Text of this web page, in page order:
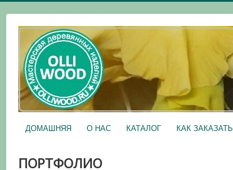
ДОМАШНЯЯ О НАС КАТАЛОГ КАК ЗАКАЗАТЬ
ПОРТФОЛИО